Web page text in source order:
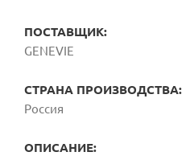
ПОСТАВЩИК:
GENEVIE
СТРАНА ПРОИЗВОДСТВА:
Россия
ОПИСАНИЕ: